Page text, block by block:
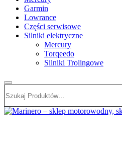
Garmin
Lowrance
Części serwisowe
Silniki elektryczne
Mercury
Torqeedo
Silniki Trolingowe